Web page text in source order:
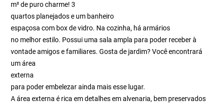
m² de puro charme! 3
quartos planejados e um banheiro
espaçosa com box de vidro. Na cozinha, há armários
no melhor estilo. Possui uma sala ampla para poder receber à
vontade amigos e familiares. Gosta de jardim? Você encontrará
um área
externa
para poder embelezar ainda mais esse lugar.
A área externa é rica em detalhes em alvenaria, bem preservados